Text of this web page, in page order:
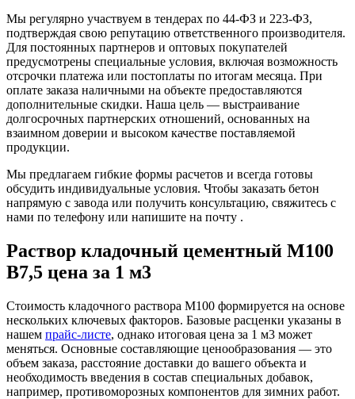
Мы регулярно участвуем в тендерах по 44-ФЗ и 223-ФЗ,
подтверждая свою репутацию ответственного производителя.
Для постоянных партнеров и оптовых покупателей
предусмотрены специальные условия, включая возможность
отсрочки платежа или постоплаты по итогам месяца. При
оплате заказа наличными на объекте предоставляются
дополнительные скидки. Наша цель — выстраивание
долгосрочных партнерских отношений, основанных на
взаимном доверии и высоком качестве поставляемой
продукции.
Мы предлагаем гибкие формы расчетов и всегда готовы
обсудить индивидуальные условия. Чтобы заказать бетон
напрямую с завода или получить консультацию, свяжитесь с
нами по телефону или напишите на почту .
Раствор кладочный цементный М100
B7,5 цена за 1 м3
Стоимость кладочного раствора М100 формируется на основе
нескольких ключевых факторов. Базовые расценки указаны в
нашем прайс-листе, однако итоговая цена за 1 м3 может
меняться. Основные составляющие ценообразования — это
объем заказа, расстояние доставки до вашего объекта и
необходимость введения в состав специальных добавок,
например, противоморозных компонентов для зимних работ.